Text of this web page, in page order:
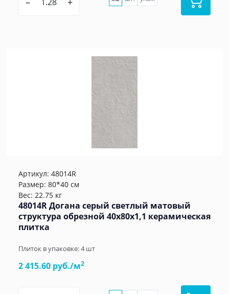
Артикул: 48014R
Размер: 80*40 см
Вес: 22.75 кг
48014R Догана серый светлый матовый
структура обрезной 40x80x1,1 керамическая
плитка
Плиток в упаковке:4шт
2 415.60 руб./м2